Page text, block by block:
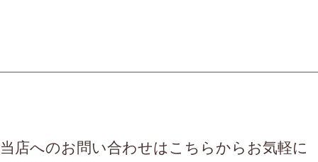
当店へのお問い合わせはこちらからお気軽に